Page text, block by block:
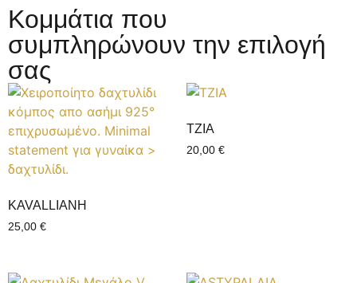
Κομμάτια που
συμπληρώνουν την επιλογή
σας
KAVALLIANH
25,00 €
TZIA
20,00 €